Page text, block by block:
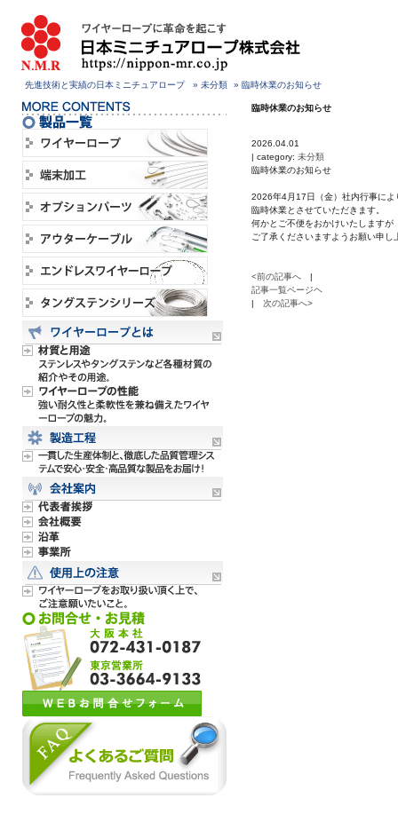
先進技術と実績の日本ミニチュアロープ » 未分類 » 臨時休業のお知らせ
臨時休業のお知らせ
2026.04.01
| category: 未分類
臨時休業のお知らせ
2026年4月17日（金）社内行事によ
臨時休業とさせていただきます。
何かとご不便をおかけいたしますが
ご了承くださいますようお願い申し
<前の記事へ |
記事一覧ページヘ
| 次の記事へ>